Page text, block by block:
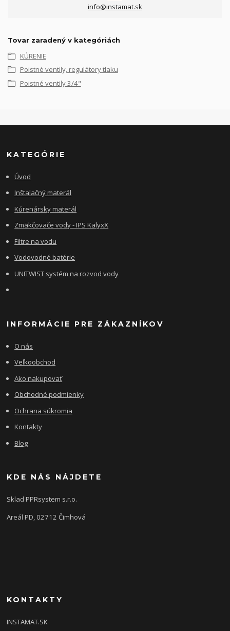
info@instamat.sk
Tovar zaradený v kategóriách
KÚRENIE
Poistné ventily, regulátory tlaku
Poistné ventily 3/4"
KATEGÓRIE
Úvod
Inštalačný materál
Kúrenársky materál
Zmäkčovače vody - IPS KalyxX
Filtre na vodu
Vodovodné batérie
UNITWIST systém na rozvod vody
INFORMÁCIE PRE ZÁKAZNÍKOV
O nás
Veľkoobchod
Ako nakupovať
Obchodné podmienky
Ochrana súkromia
Kontakty
Blog
KDE NÁS NÁJDETE
Sklad PPRsystem s.r.o.
Areál PD, 02712 Čimhová
KONTAKTY
INSTAMAT.SK